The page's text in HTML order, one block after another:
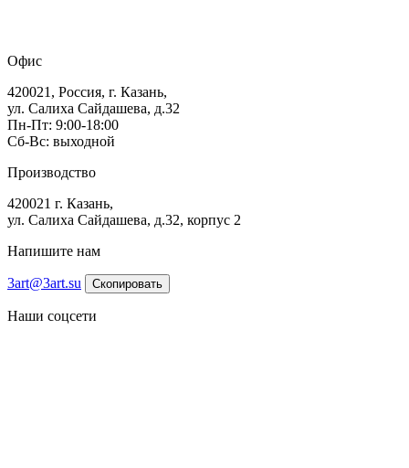
Офис
420021, Россия, г. Казань,
ул. Салиха Сайдашева, д.32
Пн-Пт: 9:00-18:00
Сб-Вс: выходной
Производство
420021 г. Казань,
ул. Салиха Сайдашева, д.32, корпус 2
Напишите нам
3art@3art.su Скопировать
Наши соцсети